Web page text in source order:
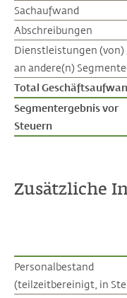
Sachaufwand
Abschreibungen
Dienstleistungen (von)
an andere(n)
Total
Segmentergebnis vor
Steuern
Sachaufwand
Abschreibungen
Dienstleistungen (von)
an andere(n)
Total
Segmentergebnis vor
Steuern
Zusätzliche
Personalbestand
(teilzeitbereinigt, in
Personalbestand
(teilzeitbereinigt, in